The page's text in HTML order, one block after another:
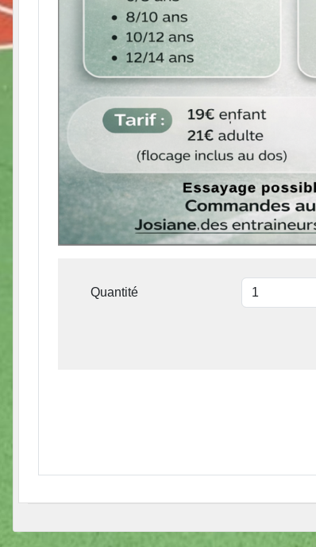
Quantité